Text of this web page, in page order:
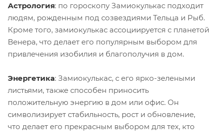
Астрология: по гороскопу Замиокулькас подходит
людям, рожденным под созвездиями Тельца и Рыб.
Кроме того, замиокулькас ассоциируется с планетой
Венера, что делает его популярным выбором для
привлечения изобилия и благополучия в дом.
Энергетика: Замиокулькас, с его ярко-зелеными
листьями, также способен приносить
положительную энергию в дом или офис. Он
символизирует стабильность, рост и обновление,
что делает его прекрасным выбором для тех, кто